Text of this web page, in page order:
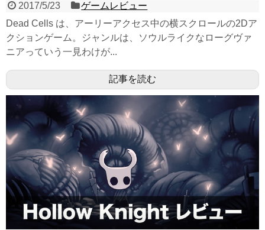
2017/5/23
ゲームレビュー
Dead Cells は、アーリーアクセス中の横スクロールの2Dア
クションゲーム。ジャンルは、ソウルライクなローグヴァ
ニアっていう一見わけが...
記事を読む